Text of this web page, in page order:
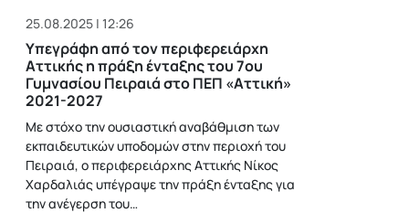
25.08.2025 | 12:26
Υπεγράφη από τον περιφερειάρχη
Αττικής η πράξη ένταξης του 7ου
Γυμνασίου Πειραιά στο ΠΕΠ «Αττική»
2021-2027
Με στόχο την ουσιαστική αναβάθμιση των
εκπαιδευτικών υποδομών στην περιοχή του
Πειραιά, ο περιφερειάρχης Αττικής Νίκος
Χαρδαλιάς υπέγραψε την πράξη ένταξης για
την ανέγερση του…